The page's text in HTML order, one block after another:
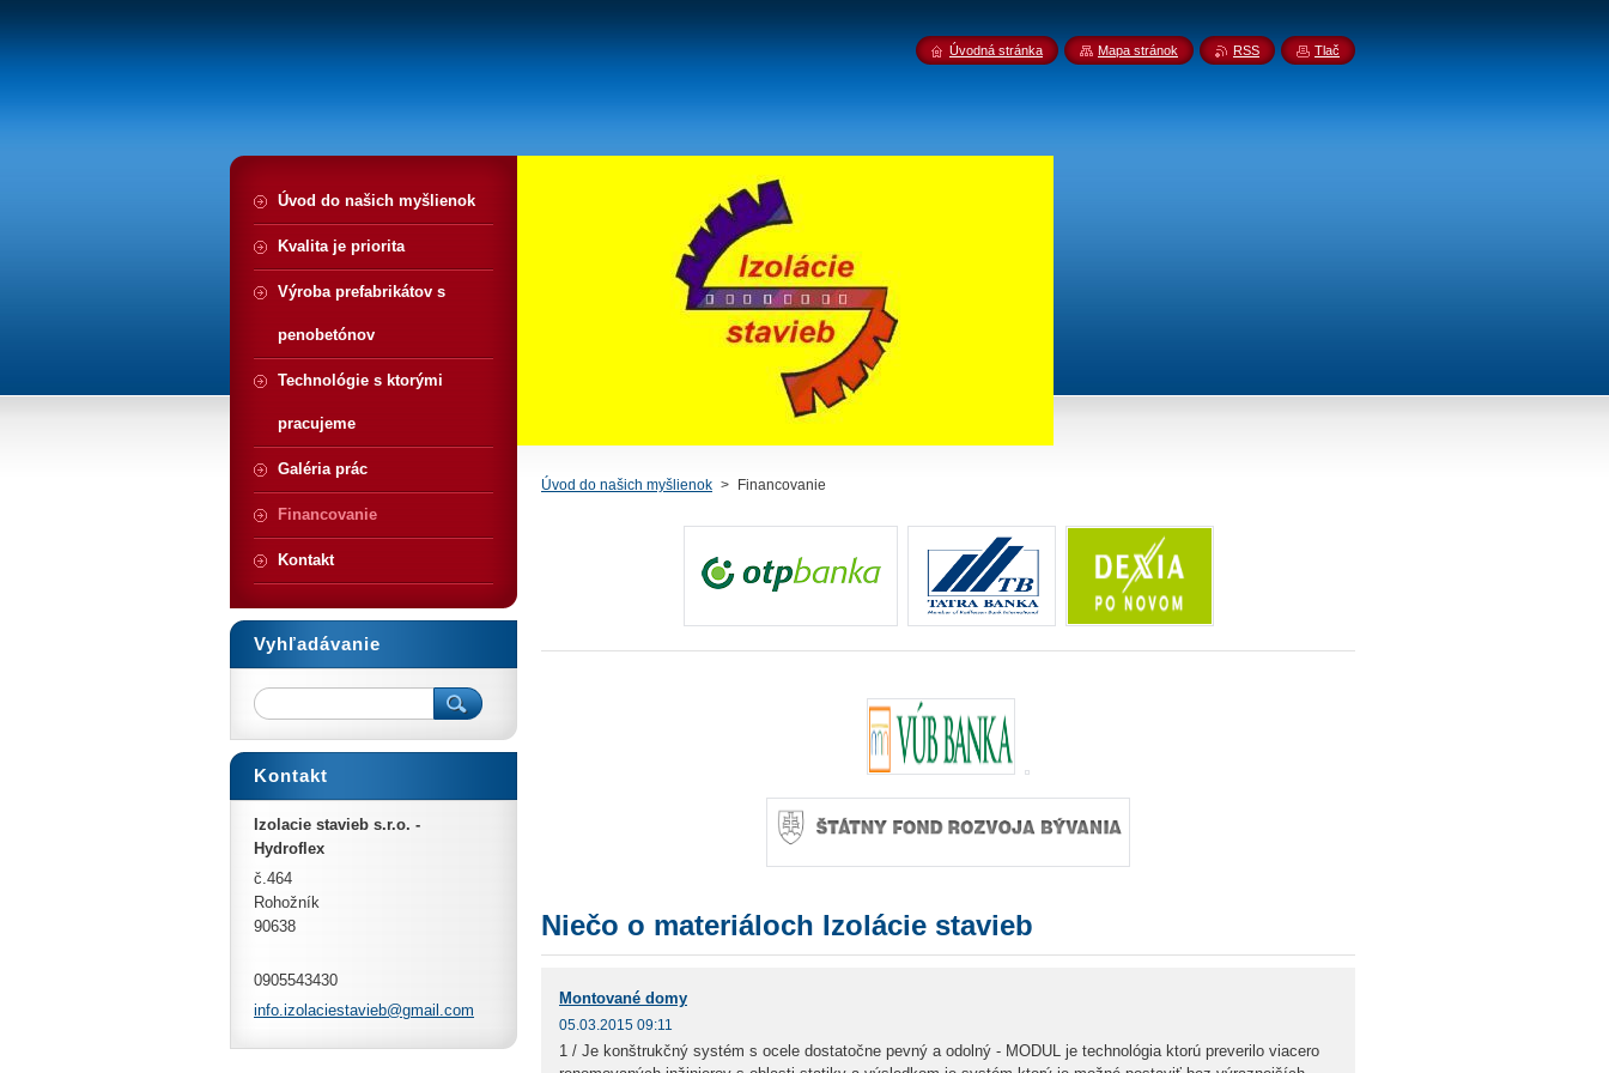
Úvod do našich myšlienok > Financovanie
Niečo o materiáloch Izolácie stavieb
Montované domy
05.03.2015 09:11
1 / Je konštrukčný systém s ocele dostatočne pevný a odolný - MODUL je technológia ktorú preverilo viacero
Úvod do našich myšlienok
Kvalita je priorita
Výroba prefabrikátov s
penobetónov
Technológie s ktorými
pracujeme
Galéria prác
Financovanie
Kontakt
Vyhľadávanie
Kontakt
Izolacie stavieb s.r.o. -
Hydroflex
č.464
Rohožník
90638
0905543430
info.izo laciestavieb@gmail.com
Úvodná stránka Mapa stránok RSS Tlač